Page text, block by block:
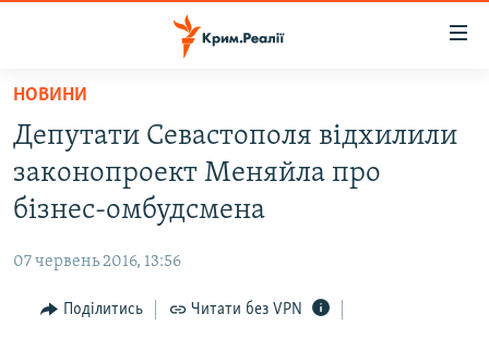
Перейти
основного
матеріалу
Перейти
до
основної
навігації
Перейти
ВОДА.КРИМ
ВІДЕО ТА ФОТО
БЛОГИ
ПОГЛЯД
НОВИНИ
Депутати Севастополя відхилили
законопроект Меняйла про
бізнес-омбудсмена
07 червень 2016, 13:56
Поділитись Читати без VPN